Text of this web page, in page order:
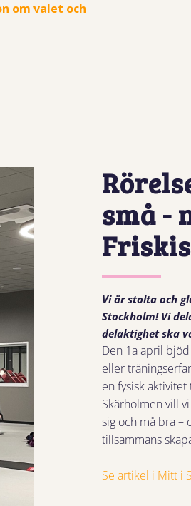
om valet och
små -
Vi är stolta och
Stockholm! Vi
delaktighet ska
Den 1a april
eller
en fysisk
Skärholmen vill
sig och må bra –
tillsammans
Se artikel i Mitt i